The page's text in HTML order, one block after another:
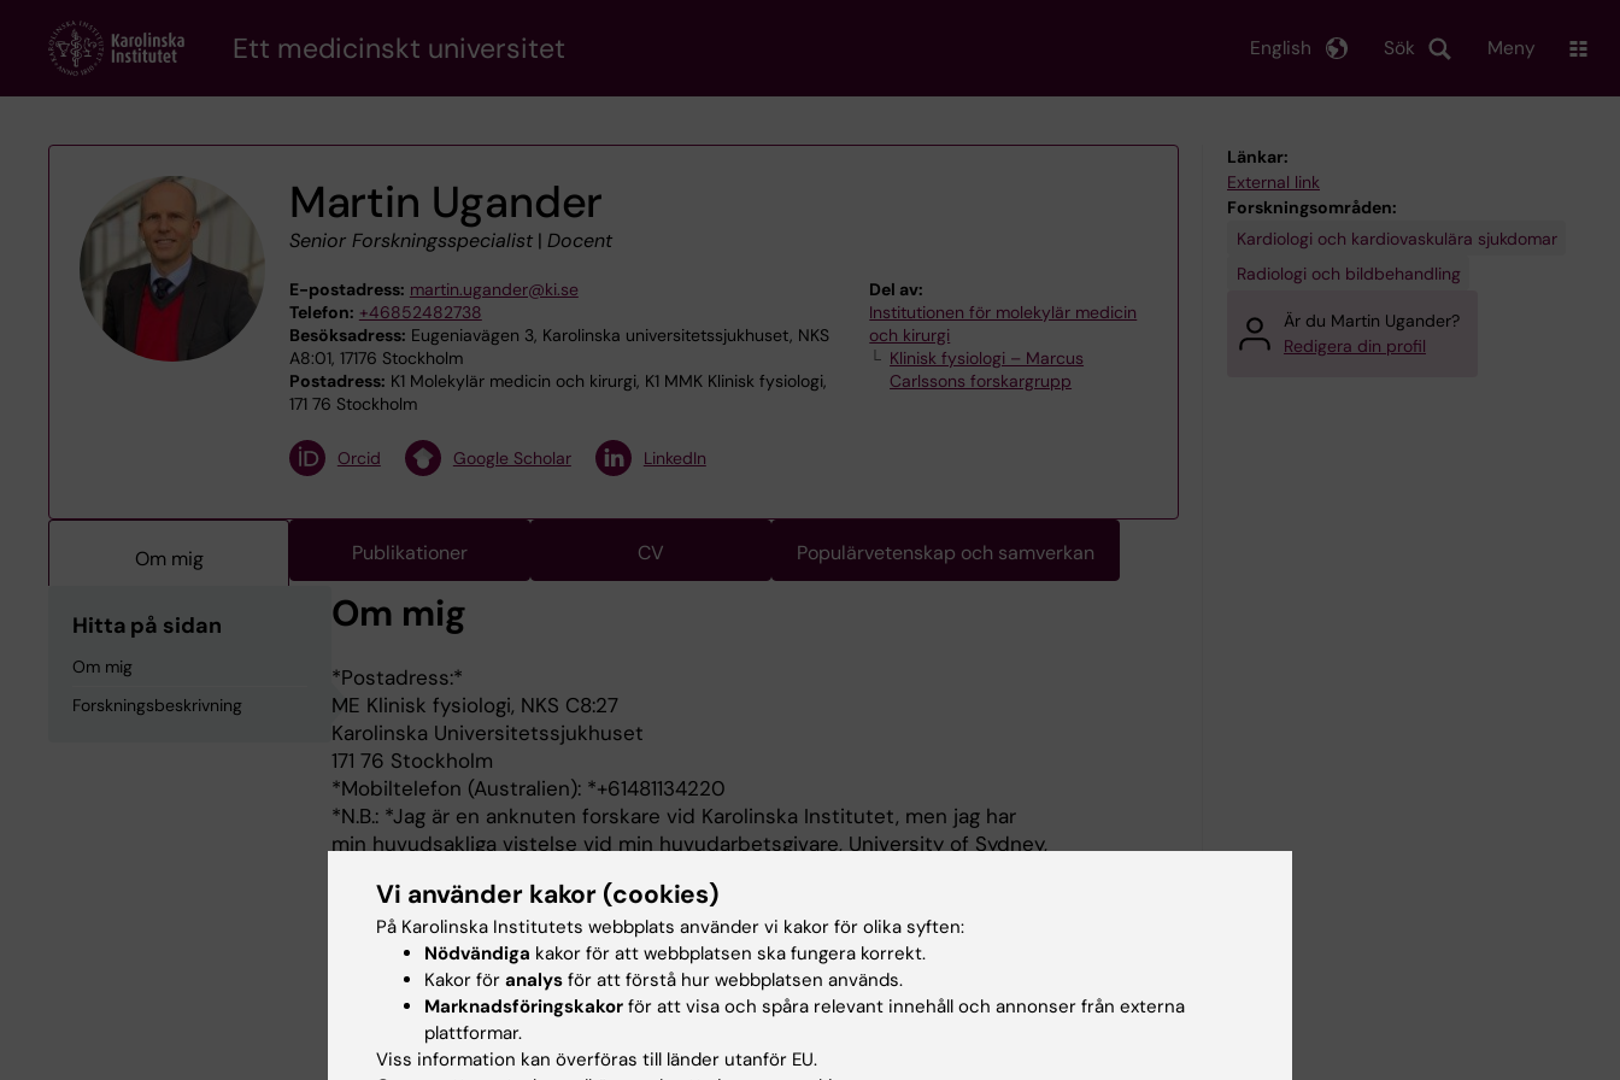
content
Ett medicinskt universitet Sök
English Meny
Martin Ugander
Senior Forskningsspecialist| Docent
E-postadress: martin.ugander@ki.se
Telefon: +46852482738
Besöksadress: Eugeniavägen 3, Karolinska universitetssjukhuset, NKS
A8:01, 17176 Stockholm
Postadress: K1 Molekylär medicin och kirurgi, K1 MMK Klinisk fysiologi,
171 76 Stockholm
Del av:
Institutionen för molekylär medicin
och kirurgi
Klinisk fysiologi – Marcus
Carlssons forskargrupp
Orcid Google Scholar LinkedIn
Om mig Publikationer CV Populärvetenskap och samverkan
Hitta på sidan
Om mig
Forskningsbeskrivning
Om mig
*Postadress:*
ME Klinisk fysiologi, NKS C8:27
Karolinska Universitetssjukhuset
171 76 Stockholm
*Mobiltelefon (Australien): *+61481134220
*N.B.: *Jag är en anknuten forskare vid Karolinska Institutet, men jag har
min huvudsakliga vistelse vid min huvudarbetsgivare, University of Sydney,
Professor, University of Sydney, Australien, 2019
Docent, Karolinska Institutet, Sverige, 2016
Post-doktoral forskare, National Institutes of Health (NIH), USA, 2011
Medicine doktor, Lunds universitet, Sverige, 2006
Läkarexamen, Lunds universitet, Sverige, 2001
Länkar:
External link
Forskningsområden:
Kardiologi och kardiovaskulära sjukdomar
Radiologi och bildbehandling
Är du Martin Ugander?
Redigera din profil
Vi använder kakor (cookies)
På Karolinska Institutets webbplats använder vi kakor för olika syften:
Nödvändiga kakor för att webbplatsen ska fungera korrekt.
Kakor för analys för att förstå hur webbplatsen används.
Marknadsföringskakor för att visa och spåra relevant innehåll och annonser från externa
plattformar.
Viss information kan överföras till länder utanför EU.